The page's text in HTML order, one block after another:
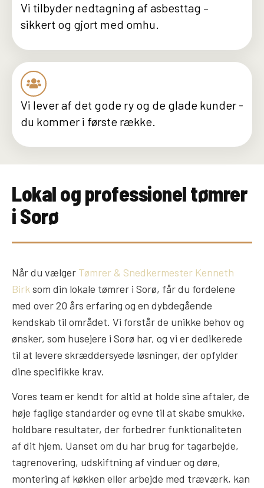
Vi tilbyder nedtagning af asbesttag –
sikkert og gjort med omhu.
Vi lever af det gode ry og de glade kunder -
du kommer i første række.
Lokal og professionel tømrer
i Sorø
Når du vælger Tømrer & Snedkermester Kenneth
Birk som din lokale tømrer i Sorø, får du fordelene
med over 20 års erfaring og en dybdegående
kendskab til området. Vi forstår de unikke behov og
ønsker, som husejere i Sorø har, og vi er dedikerede
til at levere skræddersyede løsninger, der opfylder
dine specifikke krav.
Vores team er kendt for altid at holde sine aftaler, de
høje faglige standarder og evne til at skabe smukke,
holdbare resultater, der forbedrer funktionaliteten
af dit hjem. Uanset om du har brug for tagarbejde,
tagrenovering, udskiftning af vinduer og døre,
montering af køkken eller arbejde med træværk, kan